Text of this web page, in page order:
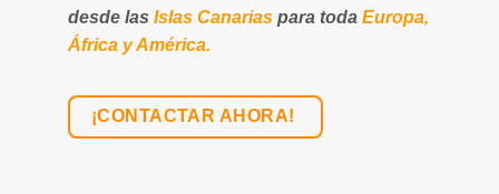
desde lasIslas Canarias para todaEuropa,
África y América.
¡CONTACTAR AHORA!